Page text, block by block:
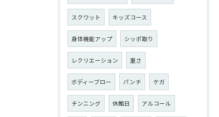
スクワット キッズコース
身体機能アップ シッポ取り
レクリエーション 重さ
ボディーブロー パンチ ケガ
チンニング 休館日 アルコール